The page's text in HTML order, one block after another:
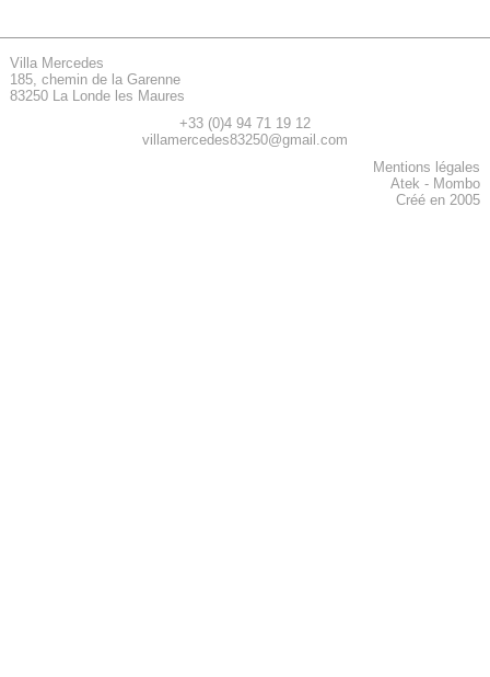
Villa Mercedes
185, chemin de la Garenne
83250 La Londe les Maures
+33 (0)4 94 71 19 12
villamercedes83250@gmail.com
Mentions légales
Atek - Mombo
Créé en 2005